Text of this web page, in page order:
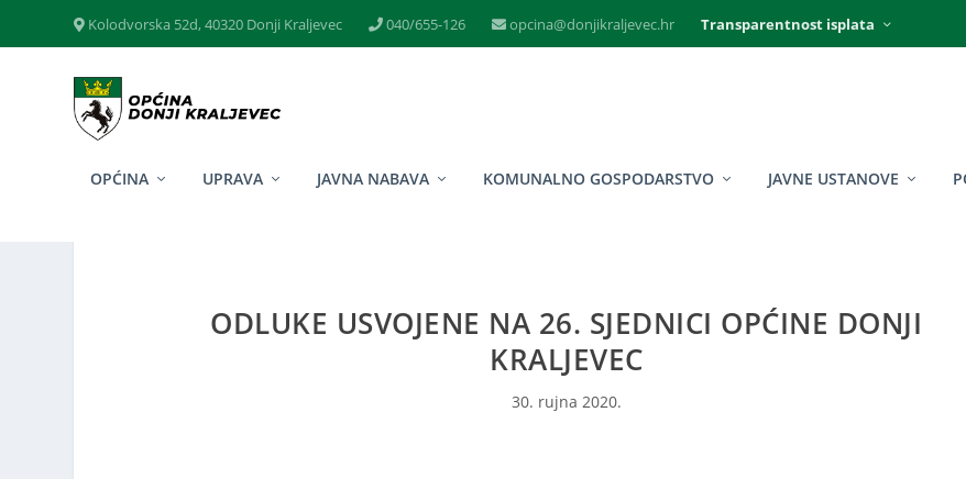
Kolodvorska 52d, 40320 Donji Kraljevec 040/655-126 opcina@donjikraljevec.hr Transparentnost isplata
OPĆINA UPRAVA JAVNA NABAVA KOMUNALNO GOSPODARSTVO JAVNE USTANOVE
ODLUKE USVOJENE NA 26. SJEDNICI OPĆINE DONJI
KRALJEVEC
30. rujna 2020.